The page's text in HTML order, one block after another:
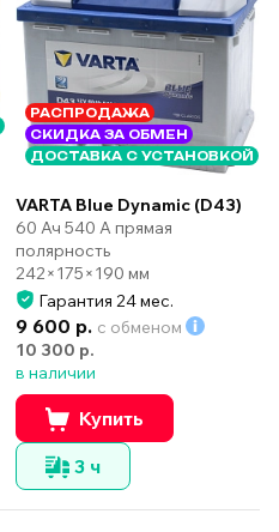
РАСПРОДАЖА
СКИДКА ЗА ОБМЕН
ДОСТАВКА С УСТАНОВКОЙ
VARTA Blue Dynamic (D43)
60 Ач 540 А прямая
полярность
242×175×190 мм
Гарантия 24 мес.
9 600 р. с обменом
10 300 р.
в наличии
Купить
3 ч